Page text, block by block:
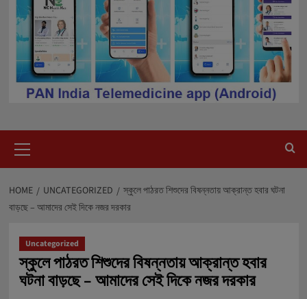
Menu
HOME UNCATEGORIZED
স্কুলে পাঠরত শিশুদের বিষন্নতায় আক্রান্ত হবার ঘটনা
বাড়ছে – আমাদের সেই দিকে নজর দরকার
Uncategorized
স্কুলে পাঠরত শিশুদের বিষন্নতায় আক্রান্ত হবার
ঘটনা বাড়ছে – আমাদের সেই দিকে নজর দরকার